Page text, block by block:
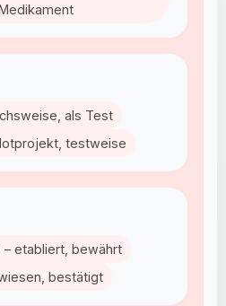
als Test
testweise
– etabliert, bewährt
bestätigt